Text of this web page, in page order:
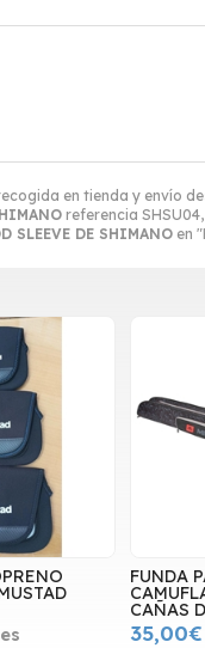
en tienda y envío
referencia
SLEEVE DE SHIMANO en
FUNDA
CAÑAS
35,00€